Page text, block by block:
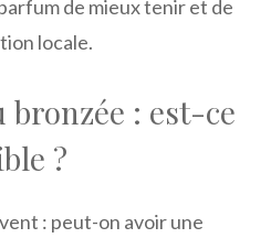
de mieux tenir et de
locale.
bronzée : est-ce
?
: peut-on avoir une